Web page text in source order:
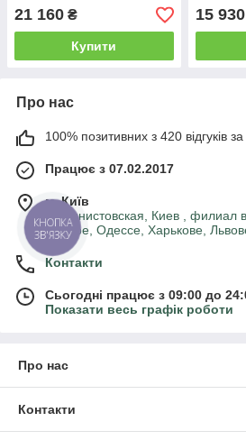
21 160 ₴
Купити
15 930
Про нас
100% позитивних з 420 відгуків за
Працює з 07.02.2017
м. Київ
машинистовская, Киев , филиал
Днепре, Одессе, Харькове,
Контакти
Сьогодні працює з 09:00 до
Показати весь графік роботи
Про нас
Контакти
КНОПКА
ЗВ'ЯЗКУ